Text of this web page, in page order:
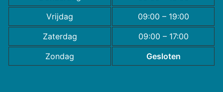
Vrijdag
09:00 – 19:00
Zaterdag
09:00 – 17:00
Zondag
Gesloten